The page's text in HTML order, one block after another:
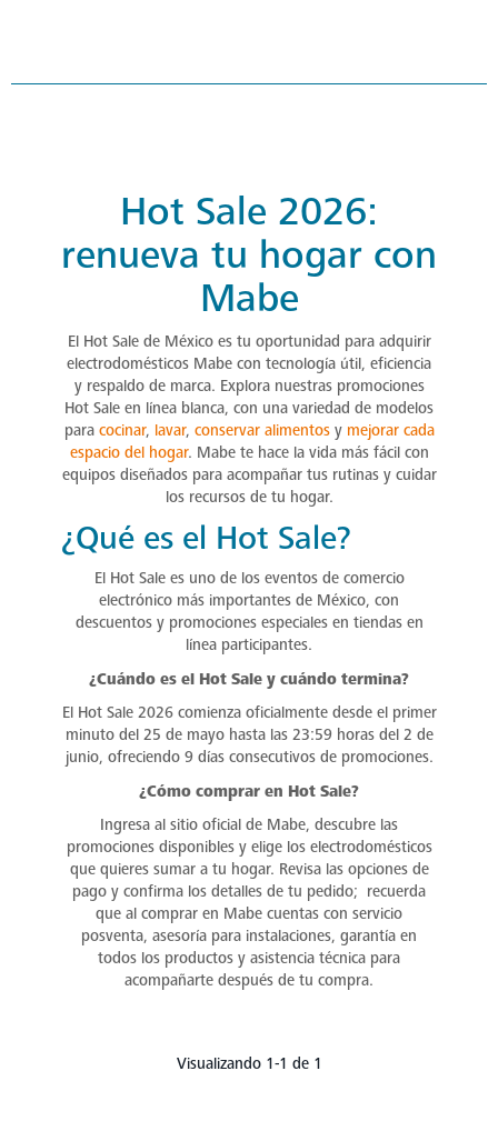
Hot Sale 2026:
renueva tu hogar con
Mabe
El Hot Sale de México es tu oportunidad para adquirir
electrodomésticos Mabe con tecnología útil, eficiencia
y respaldo de marca. Explora nuestras promociones
Hot Sale en línea blanca, con una variedad de modelos
para cocinar, lavar, conservar alimentosy mejorar cada
espacio del hogar. Mabe te hace la vida más fácil con
equipos diseñados para acompañar tus rutinas y cuidar
los recursos de tu hogar.
¿Qué es el Hot Sale?
El Hot Sale es uno de los eventos de comercio
electrónico más importantes de México, con
descuentos y promociones especiales en tiendas en
línea participantes.
¿Cuándo es el Hot Sale y cuándo termina?
El Hot Sale 2026 comienza oficialmente desde el primer
minuto del 25 de mayo hasta las 23:59 horas del 2 de
junio, ofreciendo 9 días consecutivos de promociones.
¿Cómo comprar en Hot Sale?
Ingresa al sitio oficial de Mabe, descubre las
promociones disponibles y elige los electrodomésticos
que quieres sumar a tu hogar. Revisa las opciones de
pago y confirma los detalles de tu pedido; recuerda
que al comprar en Mabe cuentas con servicio
posventa, asesoría para instalaciones, garantía en
todos los productos y asistencia técnica para
acompañarte después de tu compra.
Visualizando 1-1 de 1